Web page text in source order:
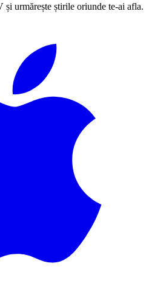
urmărește știrile oriunde te-ai afla.